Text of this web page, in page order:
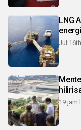
LNG
Jul 16th
19 jam